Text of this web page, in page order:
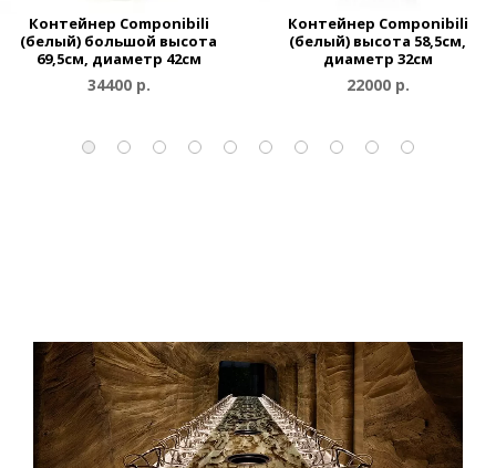
Контейнер Componibili
(белый) большой высота
69,5см, диаметр 42см
34400 р.
Контейнер Componibili
(белый) высота 58,5см,
диаметр 32см
22000 р.